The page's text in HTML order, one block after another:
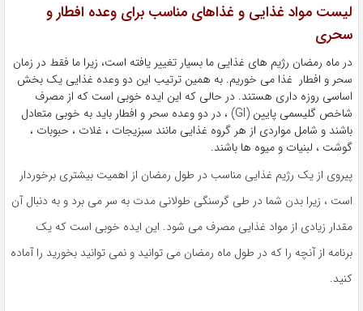
مواد غذایی و غذاهای مناسب برای وعده افطار و
ماه رمضان رژیم های غذایی ما بسیار تغییر یافته است، زیرا ما فقط در زمان
و افطار غذا می خوریم. به همین ترتیب این دو وعده غذایی یک بخش
روزه داری هستند. در حالی که این ایده خوبی است که از مصرف
شاخص گلیسمی پایین (GI) ، در دو وعده سحر و افطار باید به خوبی متعادل
و شامل مواردی از هر گروه غذایی مانند سبزیجات ، غلات ، حبوبات ،
، لبنیات و میوه ها باشند.
از یک رژیم غذایی مناسب در طول رمضان از اهمیت بیشتری برخوردار
، زیرا بدن شما در طی گرسنگی طولانی مدت به سر می برد و به دنبال آن
زیادی از مواد غذایی مصرف می شود. این ایده خوبی است که یک
از آنچه را که در طول ماه رمضان می توانید و نمی توانید بخورید را آماده